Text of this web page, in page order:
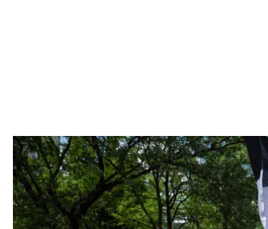
Протестувальники в Брюсселі скандують гасла
Десятки тисяч людей пройшли
в Секторі Гази.